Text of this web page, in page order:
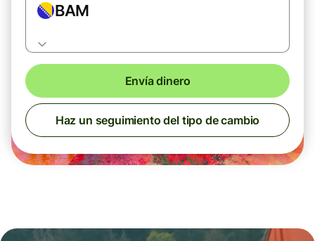
BAM
Envía dinero
Haz un seguimiento del tipo de cambio